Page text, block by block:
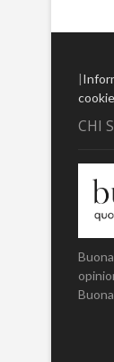
|
cookie
CHI